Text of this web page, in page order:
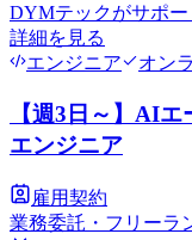
DYMテックがサポー
詳細を見る
エンジニア
オン
【週3日～】AI
エンジニア
雇用契約
業務委託・フリーラ